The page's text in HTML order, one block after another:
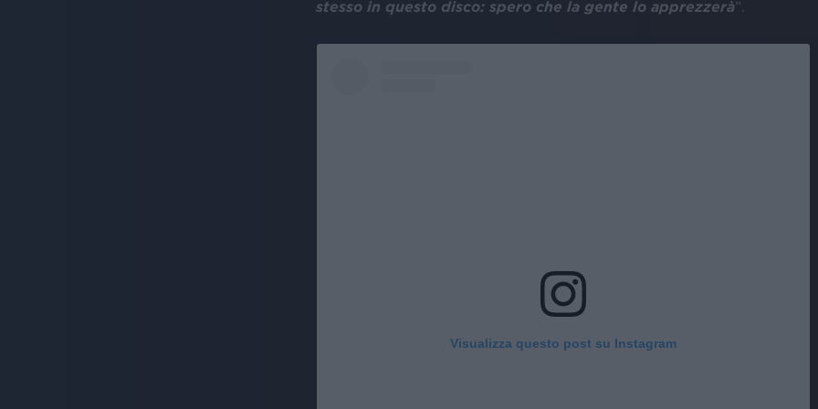
stesso in questo disco: spero che la gente lo apprezzerà”.
Visualizza questo post su Instagram